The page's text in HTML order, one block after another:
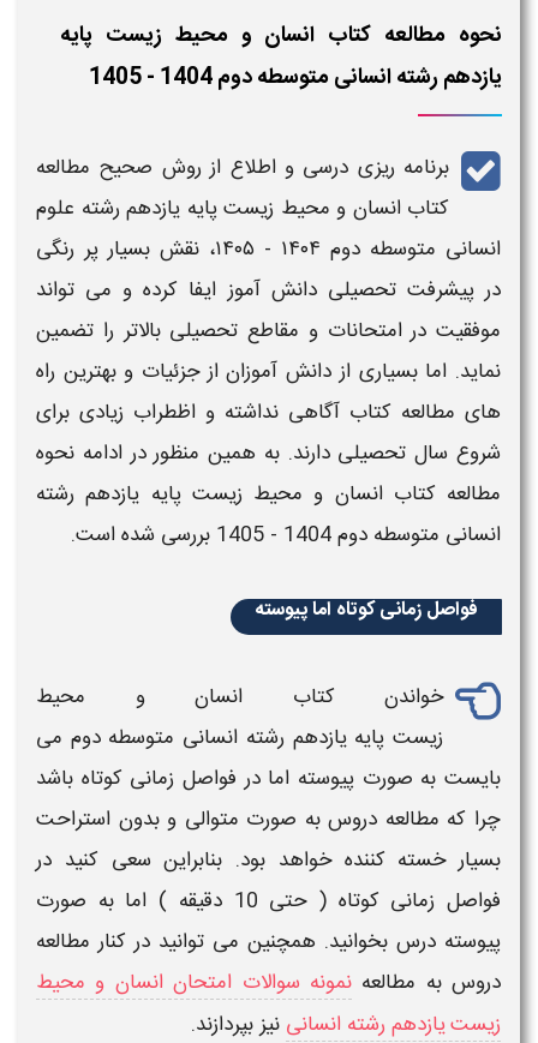
نحوه مطالعه کتاب انسان و محیط زیست پایه
یازدهم رشته انسانی متوسطه دوم 1404 - 1405
برنامه ریزی درسی و اطلاع از روش صحیح مطالعه
کتابانسان و محیط زیستپایه یازدهم رشته علوم
انسانی متوسطه دوم ۱۴۰۴ - ۱۴۰۵
، نقش بسیار پر رنگی
درپیشرفت تحصیلیدانش آموز ایفا کرده و می تواند
موفقیت در امتحانات و مقاطع تحصیلی بالاتر را تضمین
نماید. اما بسیاری از دانش آموزان از جزئیات و بهترین راه
های مطالعه کتاب آگاهی نداشته و اظطراب زیادی برای
شروع سال تحصیلی دارند. به همین منظور در ادامه نحوه
مطالعه کتابانسان و محیط زیست پایه یازدهم رشته
انسانی متوسطه دوم1404 - 1405 بررسی شده است.
فواصل زمانی کوتاه اما پیوسته
خواندن کتاب انسان و محیط
زیست پایه یازدهم رشته انسانی متوسطه دوم می
بایست به صورت پیوسته اما در فواصل زمانی کوتاه باشد
چرا که مطالعه دروسبه صورت متوالی و بدون استراحت
بسیار خسته کننده خواهد بود. بنابراین سعی کنید در
فواصل زمانی کوتاه ( حتی 10 دقیقه ) اما به صورت
پیوسته درس بخوانید. همچنین می توانید در کنار مطالعه
دروس به مطالعهنمونه سوالات امتحان انسان و محیط
زیستیازدهم رشته انسانی نیز بپردازند.